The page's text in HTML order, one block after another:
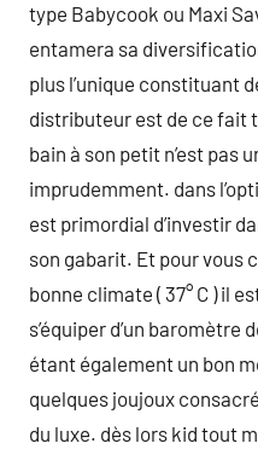
type Babycook ou Maxi
entamera sa
plus l’unique constituant
distributeur est de ce fait
bain à son petit n’est pas
imprudemment. dans
est primordial d’investir
son gabarit. Et pour vous
bonne climate ( 37° C ) il
s’équiper d’un
étant également un bon
quelques joujoux
du luxe. dès lors kid tout